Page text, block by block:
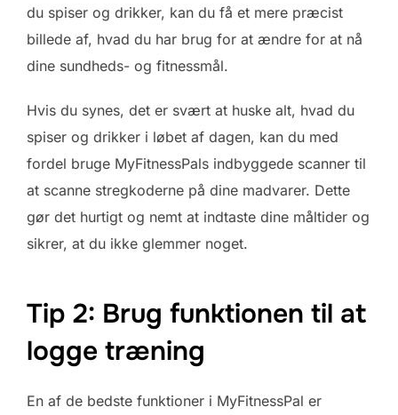
du spiser og drikker, kan du få et mere præcist
billede af, hvad du har brug for at ændre for at nå
dine sundheds- og fitnessmål.
Hvis du synes, det er svært at huske alt, hvad du
spiser og drikker i løbet af dagen, kan du med
fordel bruge MyFitnessPals indbyggede scanner til
at scanne stregkoderne på dine madvarer. Dette
gør det hurtigt og nemt at indtaste dine måltider og
sikrer, at du ikke glemmer noget.
Tip 2: Brug funktionen til at
logge træning
En af de bedste funktioner i MyFitnessPal er